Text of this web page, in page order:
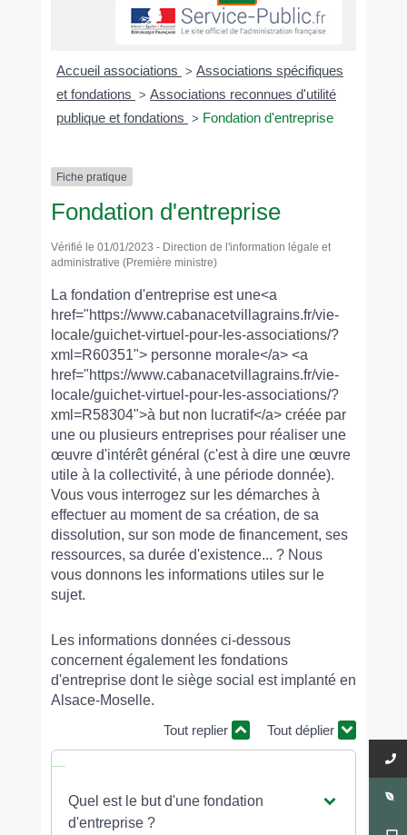
Accueil associations > Associations spécifiques
et fondations > Associations reconnues d'utilité
publique et fondations > Fondation d'entreprise
Fiche pratique
Fondation d'entreprise
Vérifié le 01/01/2023 - Direction de l'information légale et
administrative (Première ministre)
La fondation d'entreprise est une<a
href="https://www.cabanacetvillagrains.fr/vie-
locale/guichet-virtuel-pour-les-associations/?
xml=R60351"> personne morale</a> <a
href="https://www.cabanacetvillagrains.fr/vie-
locale/guichet-virtuel-pour-les-associations/?
xml=R58304">à but non lucratif</a> créée par
une ou plusieurs entreprises pour réaliser une
œuvre d'intérêt général (c'est à dire une œuvre
utile à la collectivité, à une période donnée).
Vous vous interrogez sur les démarches à
effectuer au moment de sa création, de sa
dissolution, sur son mode de financement, ses
ressources, sa durée d'existence... ? Nous
vous donnons les informations utiles sur le
sujet.
Les informations données ci-dessous
concernent également les fondations
d'entreprise dont le siège social est implanté en
Alsace-Moselle.
Tout replier Tout déplier
Quel est le but d'une fondation
d'entreprise ?